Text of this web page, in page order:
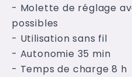
- Molette de réglage
possibles
- Utilisation sans fil
- Autonomie 35 min
- Temps de charge 8 h